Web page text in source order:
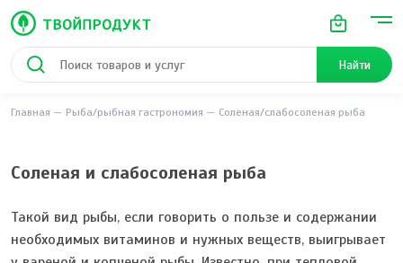
Найти
Главная Рыба/рыбная гастрономия Соленая/слабосоленая рыба
Соленая и слабосоленая рыба
Такой вид рыбы, если говорить о пользе и содержании
необходимых витаминов и нужных веществ, выигрывает